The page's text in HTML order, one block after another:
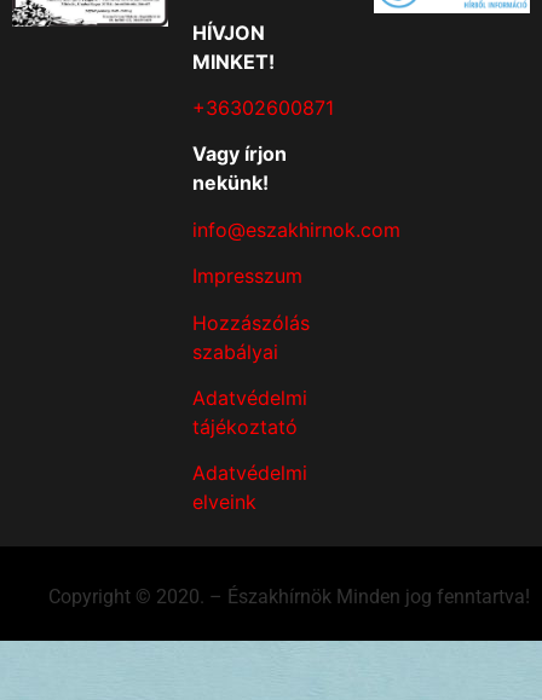
HÍVJON
MINKET!
+36302600871
Vagy írjon
nekünk!
info@eszakhirnok.com
Impresszum
Hozzászólás
szabályai
Adatvédelmi
tájékoztató
Adatvédelmi
elveink
Copyright © 2020. – Északhírnök Minden jog fenntartva!